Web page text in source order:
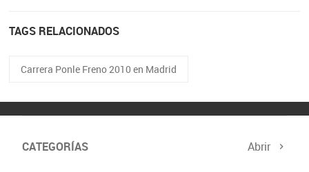
TAGS RELACIONADOS
Carrera Ponle Freno 2010 en Madrid
CATEGORÍAS Abrir